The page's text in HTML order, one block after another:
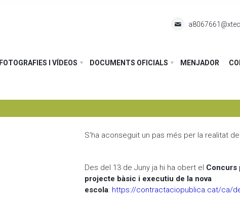
FOTOGRAFIES I VÍDEOS DOCUMENTS OFICIALS MENJADOR
EDC Estratègia Digital de Centre
Documents oficials del projecte educatiu
S'ha aconseguit un pas més per la realitat de
Des del 13 de Juny ja hi ha obert el Concurs
projecte bàsic i executiu de la nova
escola: https://contractaciopublica.cat/ca/